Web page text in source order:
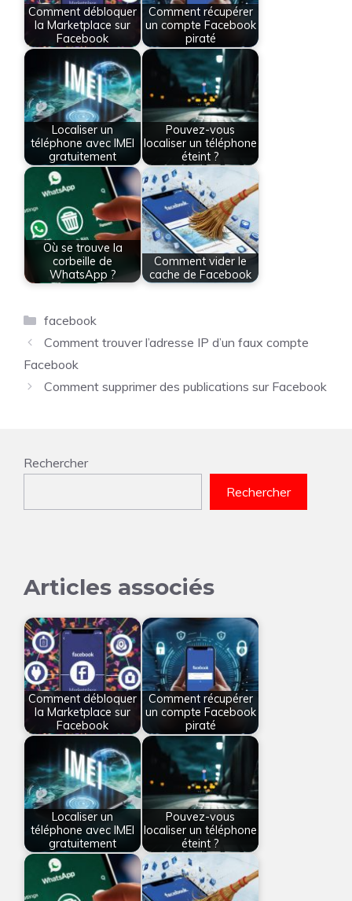
Comment débloquer
la Marketplace sur
Facebook
Comment récupérer
un compte Facebook
piraté
Localiser un
téléphone avec IMEI
gratuitement
Pouvez-vous
localiser un téléphone
éteint ?
Où se trouve la
corbeille de
WhatsApp ?
Comment vider le
cache de Facebook
Catégories
facebook
Comment trouver l’adresse IP d’un faux compte
Facebook
Comment supprimer des publications sur Facebook
Rechercher
Rechercher
Articles associés
Comment débloquer
la Marketplace sur
Facebook
Comment récupérer
un compte Facebook
piraté
Localiser un
téléphone avec IMEI
gratuitement
Pouvez-vous
localiser un téléphone
éteint ?